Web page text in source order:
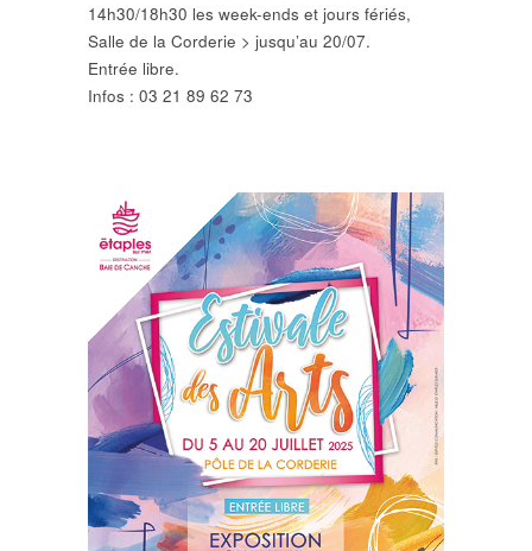
14h30/18h30 les week-ends et jours fériés,
Salle de la Corderie > jusqu’au 20/07.
Entrée libre.
Infos : 03 21 89 62 73